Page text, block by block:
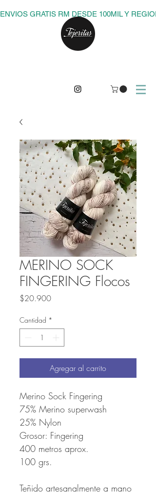
ENVIOS GRATIS RM DESDE 100MIL Y
MERINO SOCK
FINGERING Flocos
$20.900Precio
Cantidad *
Agregar al carrito
Merino Sock Fingering
75% Merino superwash
25% Nylon
Grosor: Fingering
400 metros aprox.
100 grs.
Teñido artesanalmente a mano